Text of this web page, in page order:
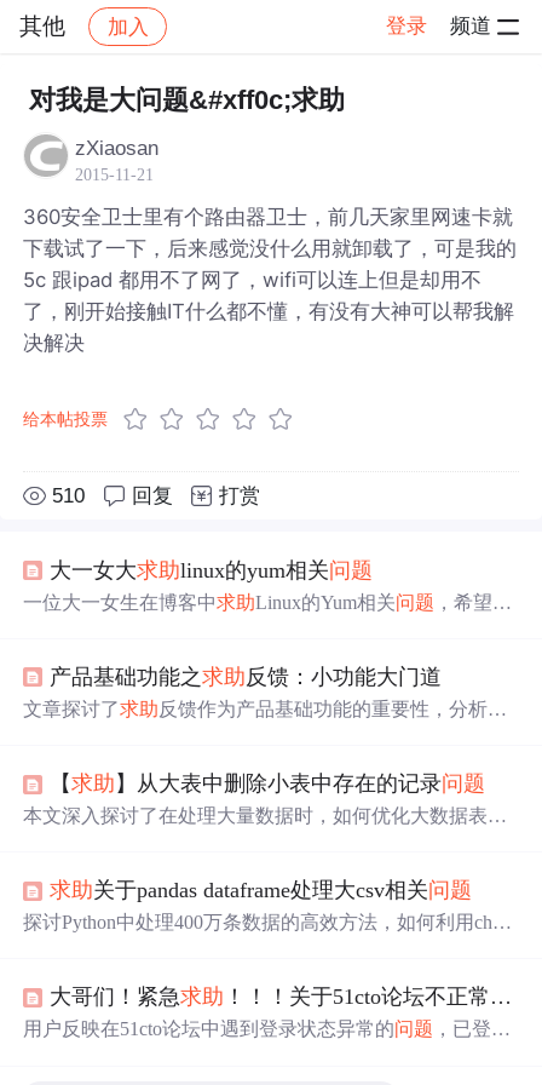
其他 加入 登录 频道
社区 其他 帖子详情
对我是大问题&#xff0c;求助
zXiaosan
2015-11-21
360安全卫士里有个路由器卫士，前几天家里网速卡就
下载试了一下，后来感觉没什么用就卸载了，可是我的
5c 跟ipad 都用不了网了，wifi可以连上但是却用不
了，刚开始接触IT什么都不懂，有没有大神可以帮我解
决解决
给本帖投票
510 回复 打赏
大一女大求助linux的yum相关问题
一位大一女生在博客中求助Linux的Yum相关问题 ，希望得
产品基础功能之求助反馈：小功能大门道
文章探讨了求助反馈作为产品基础功能的重要性，分析了
【求助 】从大表中删除小表中存在的记录问题
本文深入探讨了在处理大量数据时，如何优化大数据表删
略，旨在减少全表扫描的频率，提高数据处理效率。同
时，文章还讨论了并行处理的可能性及其限制，特别关注
求助关于pandas dataframe处理大csv相关问题
探讨Python中处理400万条数据的高效方法，如何利用chun
大哥们！紧急求助 ！！！关于51cto论坛不正常的
用户反映在51cto论坛中遇到登录状态异常的问题 ，已登录